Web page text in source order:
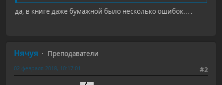
да, в книге даже бумажной было несколько ошибок... .
Нячуя
Преподаватели
#2
02 февраля 2018, 10:17:01